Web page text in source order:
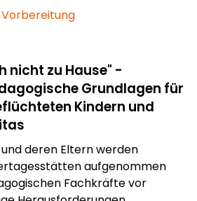
nicht zu Hause" -
Grundlagen für
Kindern und
deren Eltern werden
aufgenommen
Fachkräfte vor